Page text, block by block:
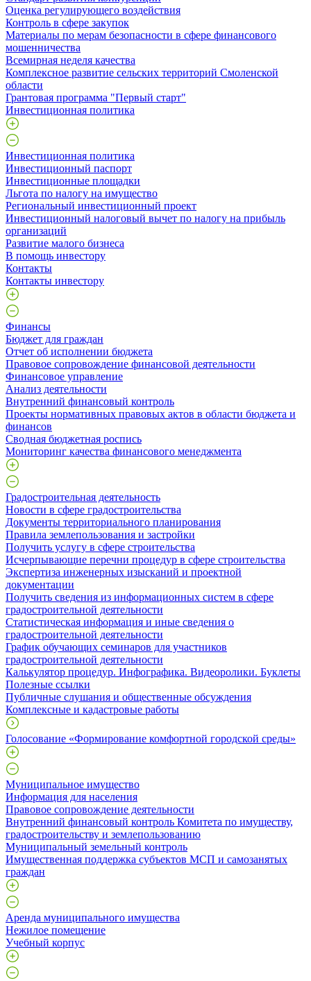
Оценка регулирующего воздействия
Контроль в сфере закупок
Материалы по мерам безопасности в сфере финансового
мошенничества
Всемирная неделя качества
Комплексное развитие сельских территорий Смоленской
области
Грантовая программа "Первый старт"
Инвестиционная политика
Инвестиционная политика
Инвестиционный паспорт
Инвестиционные площадки
Льгота по налогу на имущество
Региональный инвестиционный проект
Инвестиционный налоговый вычет по налогу на прибыль
организаций
Развитие малого бизнеса
В помощь инвестору
Контакты
Контакты инвестору
Финансы
Бюджет для граждан
Отчет об исполнении бюджета
Правовое сопровождение финансовой деятельности
Финансовое управление
Анализ деятельности
Внутренний финансовый контроль
Проекты нормативных правовых актов в области бюджета и
финансов
Сводная бюджетная роспись
Мониторинг качества финансового менеджмента
Градостроительная деятельность
Новости в сфере градостроительства
Документы территориального планирования
Правила землепользования и застройки
Получить услугу в сфере строительства
Исчерпывающие перечни процедур в сфере строительства
Экспертиза инженерных изысканий и проектной
документации
Получить сведения из информационных систем в сфере
градостроительной деятельности
Статистическая информация и иные сведения о
градостроительной деятельности
График обучающих семинаров для участников
градостроительной деятельности
Калькулятор процедур. Инфографика. Видеоролики. Буклеты
Полезные ссылки
Публичные слушания и общественные обсуждения
Комплексные и кадастровые работы
Голосование «Формирование комфортной городской среды»
Муниципальное имущество
Информация для населения
Правовое сопровождение деятельности
Внутренний финансовый контроль Комитета по имуществу,
градостроительству и землепользованию
Муниципальный земельный контроль
Имущественная поддержка субъектов МСП и самозанятых
граждан
Аренда муниципального имущества
Нежилое помещение
Учебный корпус